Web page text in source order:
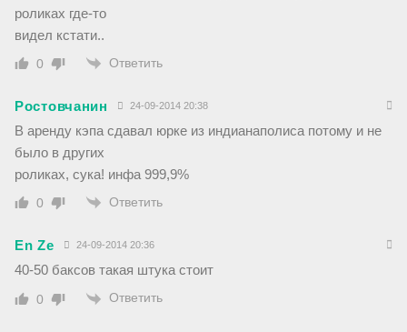
роликах где-то
видел кстати..
0 Ответить
Ростовчанин 24-09-2014 20:38
В аренду кэпа сдавал юрке из индианаполиса потому и не
было в других
роликах, сука! инфа 999,9%
0 Ответить
En Ze 24-09-2014 20:36
40-50 баксов такая штука стоит
0 Ответить